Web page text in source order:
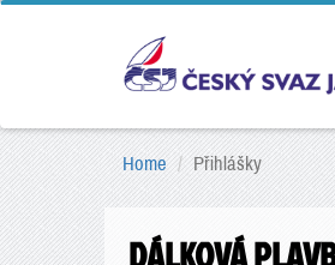
Home Přihlášky